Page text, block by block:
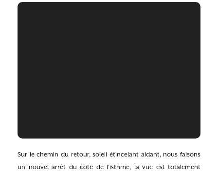
Sur le chemin du retour, soleil étincelant aidant, nous faisons
un nouvel arrêt du coté de l’isthme, la vue est totalement